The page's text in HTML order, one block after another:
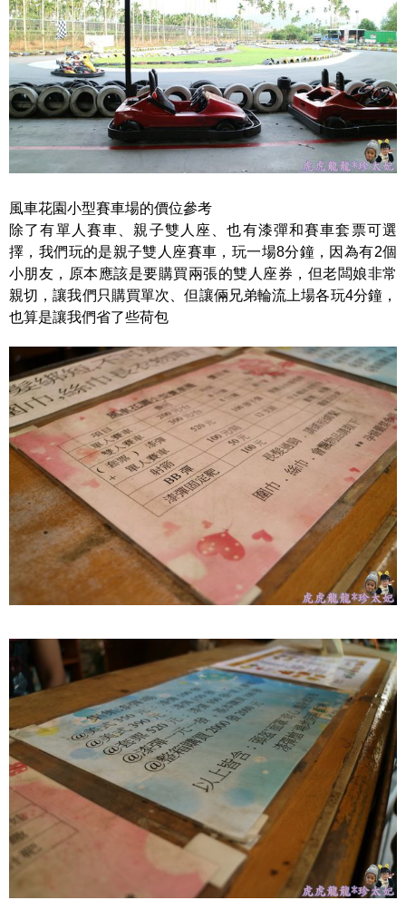
風車花園小型賽車場的價位參考
除了有單人賽車、親子雙人座、也有漆彈和賽車套票可選
擇，我們玩的是親子雙人座賽車，玩一場8分鐘，因為有2個
小朋友，原本應該是要購買兩張的雙人座券，但老闆娘非常
親切，讓我們只購買單次、但讓倆兄弟輪流上場各玩4分鐘，
也算是讓我們省了些荷包